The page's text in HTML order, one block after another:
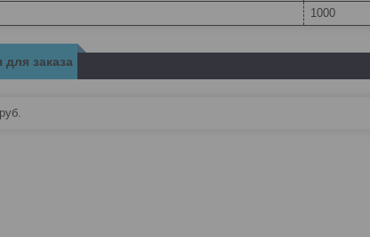
1000
заказа
руб.